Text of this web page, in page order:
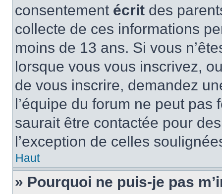
consentement écrit des
collecte de ces informations
moins de 13 ans. Si vous
lorsque vous vous inscrivez,
de vous inscrire, demandez
l’équipe du forum ne peut
saurait être contactée pour
l’exception de celles
Haut
» Pourquoi ne puis-je pas